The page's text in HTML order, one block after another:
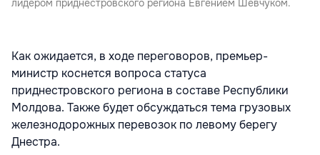
лидером приднестровского региона Евгением Шевчуком.
Как ожидается, в ходе переговоров, премьер-
министр коснется вопроса статуса
приднестровского региона в составе Республики
Молдова. Также будет обсуждаться тема грузовых
железнодорожных перевозок по левому берегу
Днестра.